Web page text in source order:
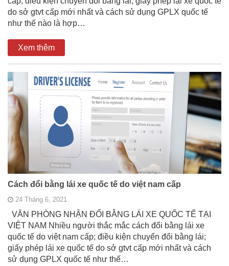
do sở gtvt cấp mới nhất và cách sử dụng GPLX quốc tế
như thế nào là hợp…
Xem thêm
Cách đổi bằng lái xe quốc tế do việt nam cấp
24 Tháng 6, 2021
VĂN PHÒNG NHẬN ĐỔI BẰNG LÁI XE QUỐC TẾ TẠI
VIỆT NAM Nhiều người thắc mắc cách đổi bằng lái xe
quốc tế do việt nam cấp; điều kiện chuyển đổi bằng lái;
giấy phép lái xe quốc tế do sở gtvt cấp mới nhất và cách
sử dụng GPLX quốc tế như thế…